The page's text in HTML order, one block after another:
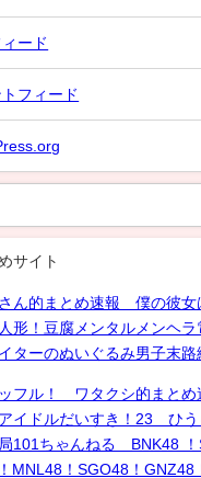
ード
フィード
サイト
ん的まとめ速報 僕の彼女
形！豆腐メンタルメンヘラ
ターのぬいぐるみ男子末路
フル！ ワタクシ的まと
イドルだいすき！23 ひう
101ちゃんねる BNK48 ！
MNL48！SGO48！GNZ48